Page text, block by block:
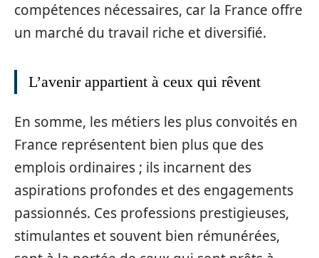
compétences nécessaires, car la France offre
un marché du travail riche et diversifié.
L’avenir appartient à ceux qui rêvent
En somme, les métiers les plus convoités en
France représentent bien plus que des
emplois ordinaires ; ils incarnent des
aspirations profondes et des engagements
passionnés. Ces professions prestigieuses,
stimulantes et souvent bien rémunérées,